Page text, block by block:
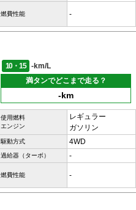
燃費性能 -
10・15
-km/L
満タンでどこまで走る？
-km
使用燃料
エンジン
レギュラー
ガソリン
駆動方式 4WD
過給器（ターボ） -
燃費性能 -